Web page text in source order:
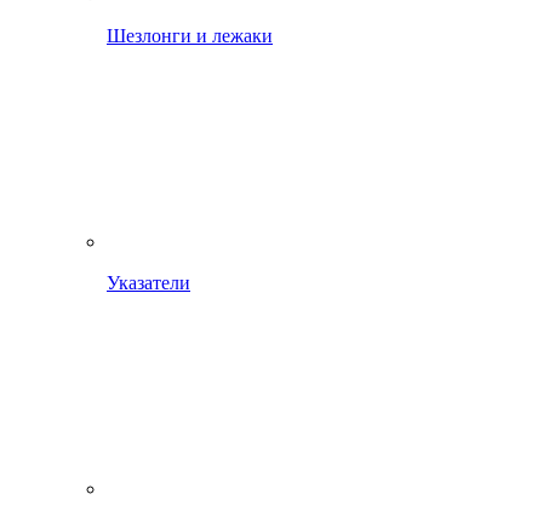
Шезлонги и лежаки
Указатели